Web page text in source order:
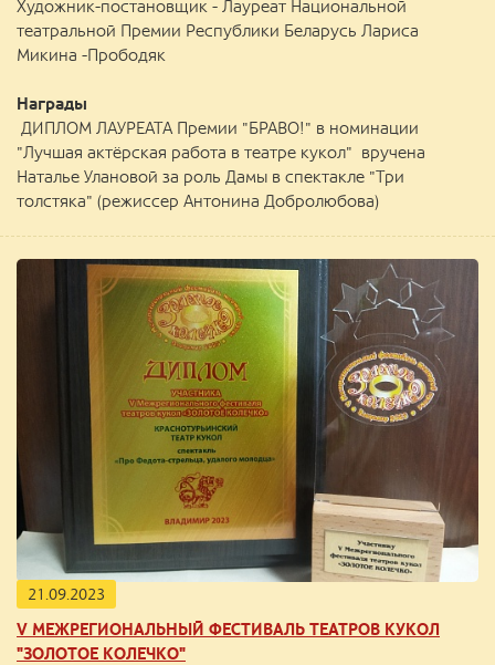
Художник-постановщик - Лауреат Национальной
театральной Премии Республики Беларусь Лариса
Микина -Прободяк
Награды
ДИПЛОМ ЛАУРЕАТА Премии "БРАВО!" в номинации
"Лучшая актёрская работа в театре кукол" вручена
Наталье Улановой за роль Дамы в спектакле "Три
толстяка" (режиссер Антонина Добролюбова)
21.09.2023
V МЕЖРЕГИОНАЛЬНЫЙ ФЕСТИВАЛЬ ТЕАТРОВ КУКОЛ
"ЗОЛОТОЕ КОЛЕЧКО"